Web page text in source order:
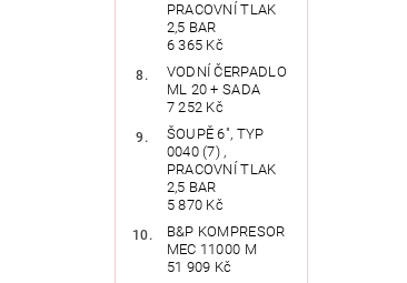
PRACOVNÍ TLAK
2,5 BAR
6 365 Kč
VODNÍ ČERPADLO
ML 20 + SADA
7 252 Kč
ŠOUPĚ 6", TYP
0040 (7) ,
PRACOVNÍ TLAK
2,5 BAR
5 870 Kč
B&P KOMPRESOR
MEC 11000 M
51 909 Kč